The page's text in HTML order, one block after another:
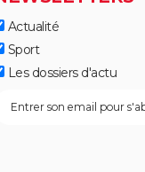
Actualité
Sport
Les dossiers d'actu